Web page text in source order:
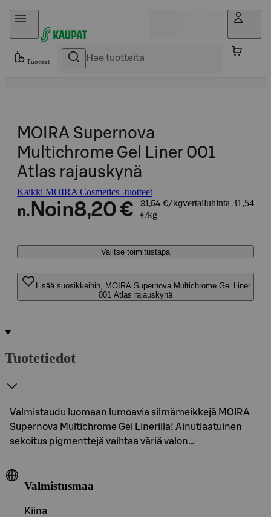
Hyppää sisältöön
Tuotteet
MOIRA Supernova
Multichrome Gel Liner 001
Atlas rajauskynä
Kaikki MOIRA Cosmetics -tuotteet
n. Noin8,20 € 31,54 €/kgvertailuhinta 31,54
€/kg
Valitse toimitustapa
Lisää suosikkeihin, MOIRA Supernova Multichrome Gel Liner
001 Atlas rajauskynä
Tuotetiedot
Valmistaudu luomaan lumoavia silmämeikkejä MOIRA
Supernova Multichrome Gel Linerilla! Ainutlaatuinen
sekoitus pigmenttejä vaihtaa väriä valon…
Valmistusmaa
Kiina